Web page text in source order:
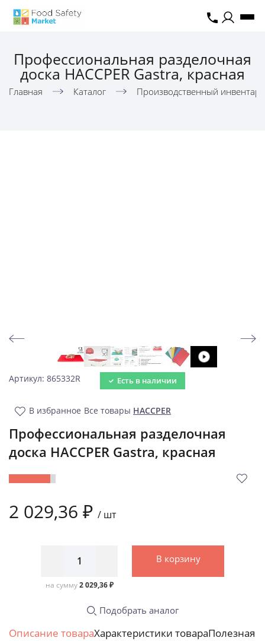
Профессиональная разделочная
доска HACCPER Gastra, красная
Главная Каталог Производственный инвентарь
Артикул: 865332R Есть в наличии
В избранное Все товары HACCPER
Профессиональная разделочная
доска HACCPER Gastra, красная
2 029,36 ₽ / шт
на сумму2 029,36 ₽
В корзину
Подобрать аналог
Описание товараХарактеристики товараПолезная